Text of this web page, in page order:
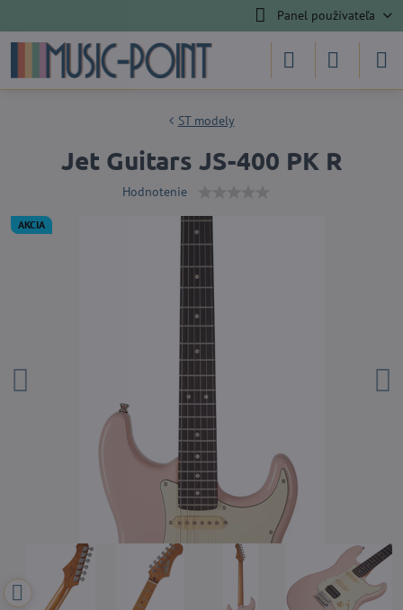
Panel používateľa
AKCIA
ST modely
Jet Guitars JS-400 PK R
Hodnotenie